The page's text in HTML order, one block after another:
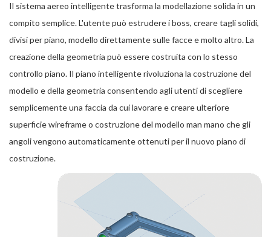
Il sistema aereo intelligente trasforma la modellazione solida in un
compito semplice. L'utente può estrudere i boss, creare tagli solidi,
divisi per piano, modello direttamente sulle facce e molto altro. La
creazione della geometria può essere costruita con lo stesso
controllo piano. Il piano intelligente rivoluziona la costruzione del
modello e della geometria consentendo agli utenti di scegliere
semplicemente una faccia da cui lavorare e creare ulteriore
superficie wireframe o costruzione del modello man mano che gli
angoli vengono automaticamente ottenuti per il nuovo piano di
costruzione.